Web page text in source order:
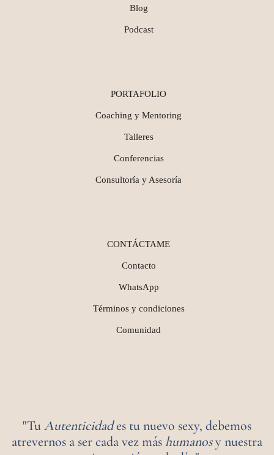
Blog
Podcast
PORTAFOLIO
Coaching y Mentoring
Talleres
Conferencias
Consultoría y Asesoría
CONTÁCTAME
Contacto
WhatsApp
Términos y condiciones
Comunidad
"TuAutenticidades tu nuevo sexy, debemos
atrevernos a ser cada vez máshumanosy nuestra